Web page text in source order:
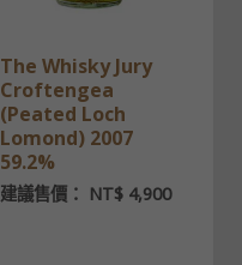
The Whisky Jury
Croftengea
(Peated Loch
Lomond) 2007
59.2%
建議售價： NT$4,900